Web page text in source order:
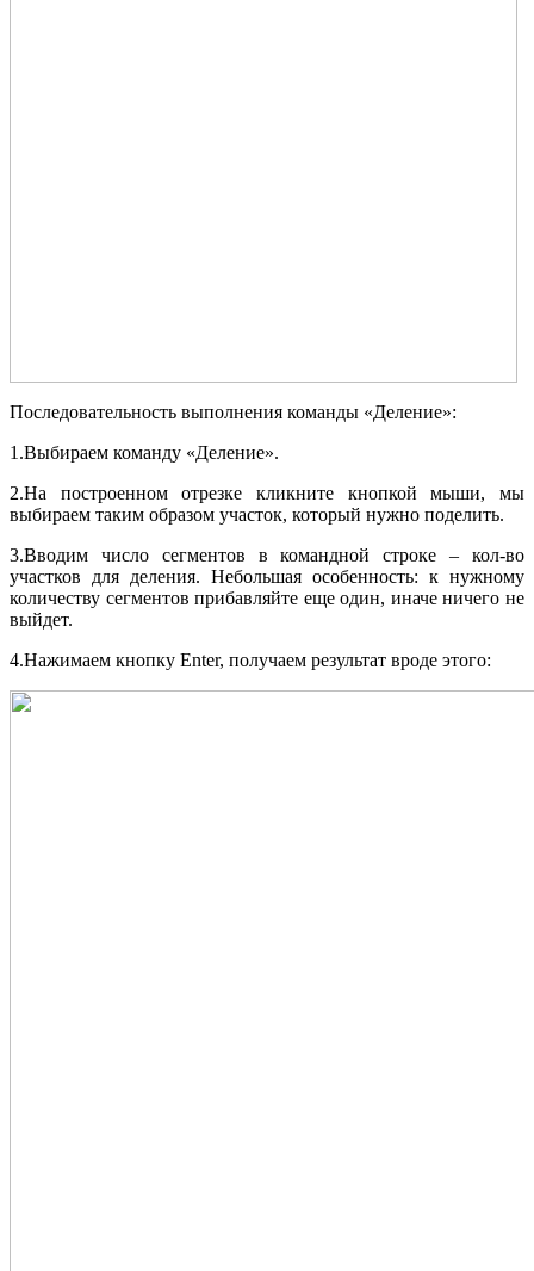
Последовательность выполнения команды «Деление»:
1.Выбираем команду «Деление».
2.На построенном отрезке кликните кнопкой мыши, мы
выбираем таким образом участок, который нужно поделить.
3.Вводим число сегментов в командной строке – кол-во
участков для деления. Небольшая особенность: к нужному
количеству сегментов прибавляйте еще один, иначе ничего не
выйдет.
4.Нажимаем кнопку Enter, получаем результат вроде этого: